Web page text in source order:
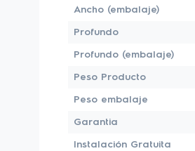
Ancho (embalaje)
Profundo
Profundo (embalaje)
Peso Producto
Peso embalaje
Garantia
Instalación Gratuita